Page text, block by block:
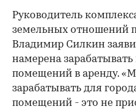
Руководитель
земельных отношений
Владимир Силкин
намерена
помещений в аренду.
зарабатывать для
помещений - это не